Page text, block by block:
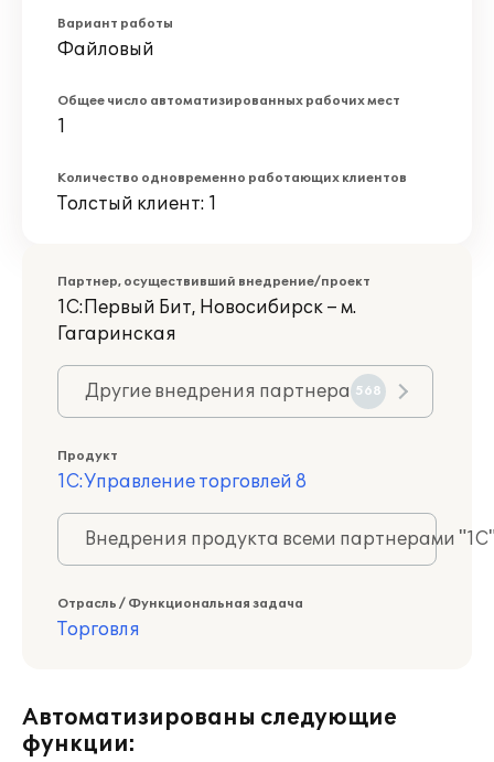
Вариант работы
Файловый
Общее число автоматизированных рабочих мест
1
Количество одновременно работающих клиентов
Толстый клиент: 1
Партнер, осуществивший внедрение/проект
1С:Первый Бит, Новосибирск – м.
Гагаринская
Другие внедрения партнера 568
Продукт
1С:Управление торговлей 8
Внедрения продукта всеми партнерами
Отрасль / Функциональная задача
Торговля
Автоматизированы следующие
функции: